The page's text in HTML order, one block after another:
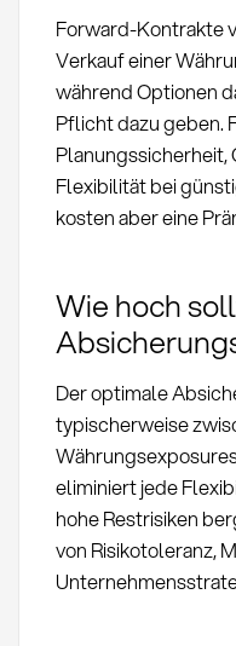
Forward-Kontrakte
Verkauf einer
während Optionen
Pflicht dazu geben.
Flexibilität bei
kosten aber eine
Wie hoch
Der optimale
typischerweise
eliminiert jede
hohe Restrisiken
von Risikotoleranz,